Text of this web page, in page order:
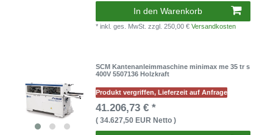
In den Warenkorb
* inkl. ges. MwSt.zzgl. 250,00 €Versandkosten
SCM Kantenanleimmaschine minimax me 35 tr s
400V 5507136 Holzkraft
Produkt vergriffen, Lieferzeit auf Anfrage
41.206,73 € *
( 34.627,50 EUR Netto )